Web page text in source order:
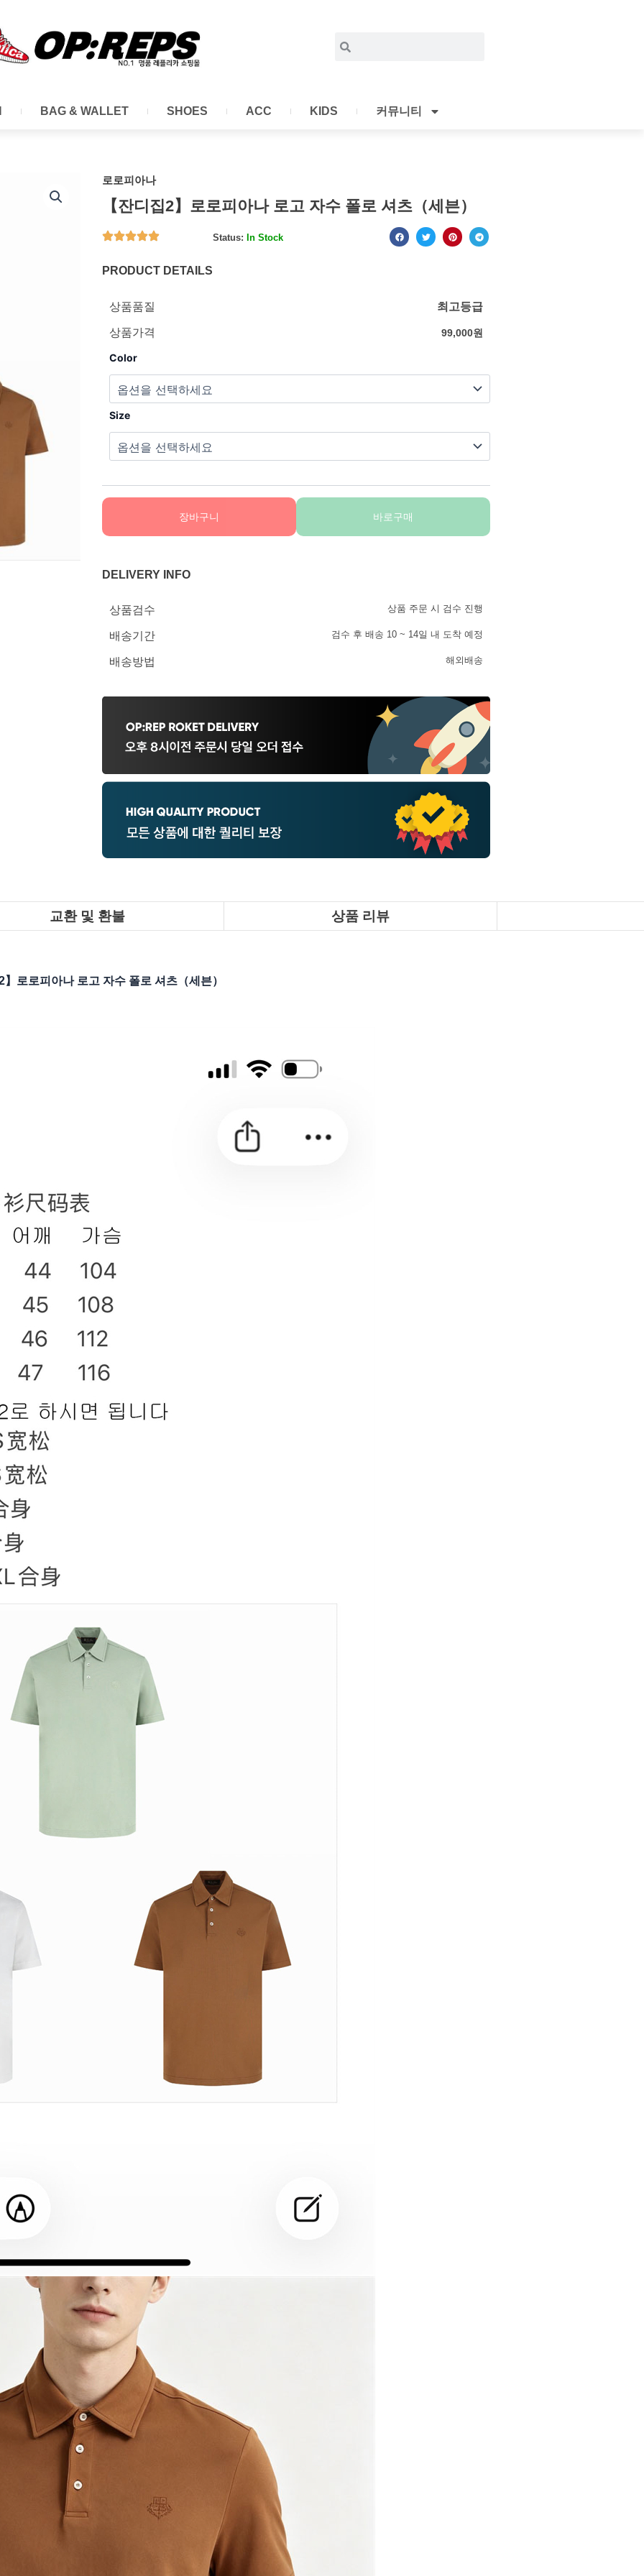
BAG & WALLET SHOES ACC KIDS 커뮤니티
로로피아나
【잔디집2】로로피아나 로고 자수 폴로 셔츠（세븐）
Status: In Stock
PRODUCT DETAILS
상품품질 최고등급
상품가격 99,000원
Color
Size
장바구니 바로구매
DELIVERY INFO
상품검수 상품 주문 시 검수 진행
배송기간 검수 후 배송 10 ~ 14일 내 도착 예정
배송방법 해외배송
교환 및 환불 상품 리뷰
】로로피아나 로고 자수 폴로 셔츠（세븐）